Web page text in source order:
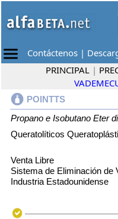
Contáctenos |
PRINCIPAL |
POINTTS
Propano e Isobutano Eter
Queratolíticos
Venta Libre
Sistema de Eliminación de
Industria Estadounidense